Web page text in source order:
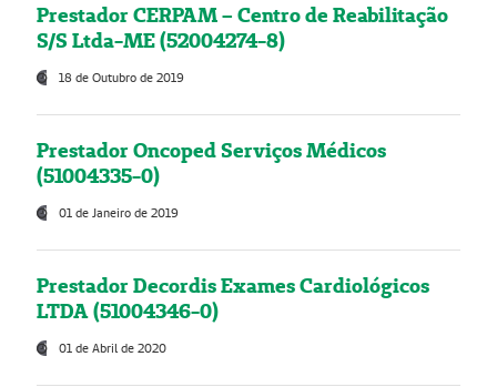
Prestador CERPAM – Centro de Reabilitação
S/S Ltda-ME (52004274-8)
18 de Outubro de 2019
Prestador Oncoped Serviços Médicos
(51004335-0)
01 de Janeiro de 2019
Prestador Decordis Exames Cardiológicos
LTDA (51004346-0)
01 de Abril de 2020